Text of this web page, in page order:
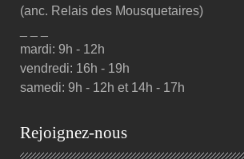
(anc. Relais des Mousquetaires)
mardi: 9h - 12h
vendredi: 16h - 19h
samedi: 9h - 12h et 14h - 17h
Rejoignez-nous